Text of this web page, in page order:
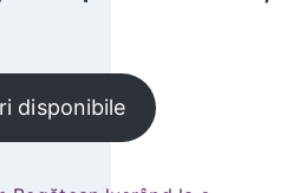
disponibile